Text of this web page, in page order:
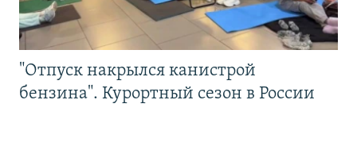
"Отпуск накрылся канистрой
бензина". Курортный сезон в России